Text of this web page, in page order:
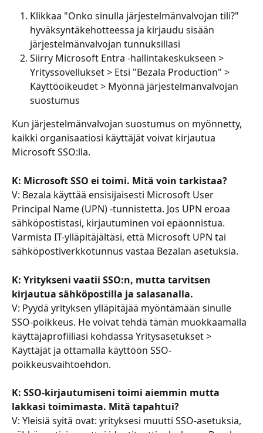
Klikkaa "Onko sinulla järjestelmänvalvojan tili?"
hyväksyntäkehotteessa ja kirjaudu sisään
järjestelmänvalvojan tunnuksillasi
Siirry Microsoft Entra -hallintakeskukseen >
Yrityssovellukset > Etsi "Bezala Production" >
Käyttöoikeudet > Myönnä järjestelmänvalvojan
suostumus
Kun järjestelmänvalvojan suostumus on myönnetty,
kaikki organisaatiosi käyttäjät voivat kirjautua
Microsoft SSO:lla.
K: Microsoft SSO ei toimi. Mitä voin tarkistaa?
V: Bezala käyttää ensisijaisesti Microsoft User
Principal Name (UPN) -tunnistetta. Jos UPN eroaa
sähköpostistasi, kirjautuminen voi epäonnistua.
Varmista IT-ylläpitäjältäsi, että Microsoft UPN tai
sähköpostiverkkotunnus vastaa Bezalan asetuksia.
K: Yritykseni vaatii SSO:n, mutta tarvitsen
kirjautua sähköpostilla ja salasanalla.
V: Pyydä yrityksen ylläpitäjää myöntämään sinulle
SSO-poikkeus. He voivat tehdä tämän muokkaamalla
käyttäjäprofiiliasi kohdassa Yritysasetukset >
Käyttäjät ja ottamalla käyttöön SSO-
poikkeusvaihtoehdon.
K: SSO-kirjautumiseni toimi aiemmin mutta
lakkasi toimimasta. Mitä tapahtui?
V: Yleisiä syitä ovat: yrityksesi muutti SSO-asetuksia,